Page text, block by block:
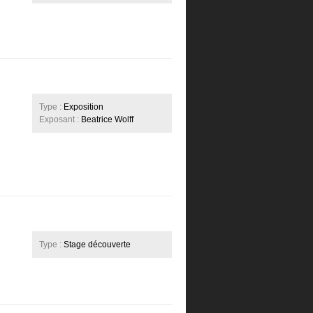
Type : Exposition
Exposant : Beatrice Wolff
Type : Stage découverte